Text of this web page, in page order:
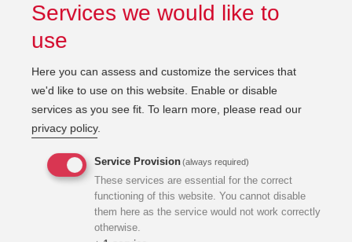
Rahmenbedingungen des bestehenden Rauchfangs,
hinsichtlich Mindest-Abgastemperatur und -
Rauchgasstrom berücksichtigt werden. Dazu wurde nach
die Rahmenbedingungen durch Temperaturmessungen in
unterschiedlichen Betriebszuständen festlegt. Der
Anschluss an den mehrschaligen Aufbau des
Bestandskamins (Stahlbetonschacht mit Wärmedämmung
und Innausmauerung in rechteckigem Querschnitt) musste
gelöst werden. Aufgrund des Errichtungszeitpunkts der
Anlage musste zudem der Umgang mit Asbest und
ähnlichen Gefahrenstoffen berücksichtigt werden.
Services we would like to
use
Here you can assess and customize the services that
we'd like to use on this website. Enable or disable
services as you see fit. To learn more, please read our
privacy policy.
Service Provision(always required)
These services are essential for the correct
functioning of this website. You cannot disable
them here as the service would not work correctly
otherwise.